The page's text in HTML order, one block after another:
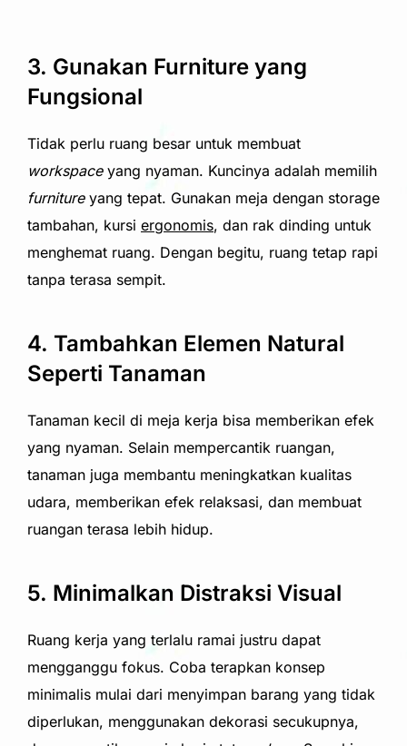
3. Gunakan Furniture yang
Fungsional
Tidak perlu ruang besar untuk membuat
workspaceyang nyaman. Kuncinya adalah memilih
furnitureyang tepat. Gunakan meja dengan storage
tambahan, kursi ergonomis, dan rak dinding untuk
menghemat ruang. Dengan begitu, ruang tetap rapi
tanpa terasa sempit.
4. Tambahkan Elemen Natural
Seperti Tanaman
Tanaman kecil di meja kerja bisa memberikan efek
yang nyaman. Selain mempercantik ruangan,
tanaman juga membantu meningkatkan kualitas
udara, memberikan efek relaksasi, dan membuat
ruangan terasa lebih hidup.
5. Minimalkan Distraksi Visual
Ruang kerja yang terlalu ramai justru dapat
mengganggu fokus. Coba terapkan konsep
minimalis mulai dari menyimpan barang yang tidak
diperlukan, menggunakan dekorasi secukupnya,